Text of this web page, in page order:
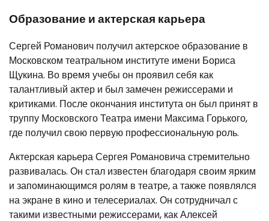
Образование и актерская карьера
Сергей Романович получил актерское образование в
Московском театральном институте имени Бориса
Щукина. Во время учебы он проявил себя как
талантливый актер и был замечен режиссерами и
критиками. После окончания института он был принят в
труппу Московского Театра имени Максима Горького,
где получил свою первую профессиональную роль.
Актерская карьера Сергея Романовича стремительно
развивалась. Он стал известен благодаря своим ярким
и запоминающимся ролям в театре, а также появлялся
на экране в кино и телесериалах. Он сотрудничал с
такими известными режиссерами, как Алексей